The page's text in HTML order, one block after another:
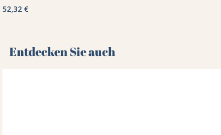
52,32 €
Entdecken Sie auch 🌻